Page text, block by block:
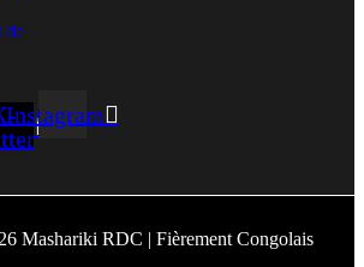
Instagram
Mashariki RDC | Fièrement Congolais